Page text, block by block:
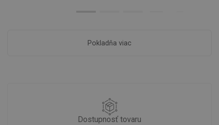
Pokladňa viac
Dostupnosť tovaru